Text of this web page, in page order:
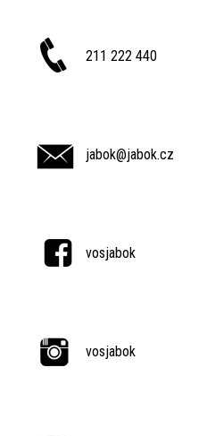
211 222 440
jabok@jabok.cz
vosjabok
vosjabok